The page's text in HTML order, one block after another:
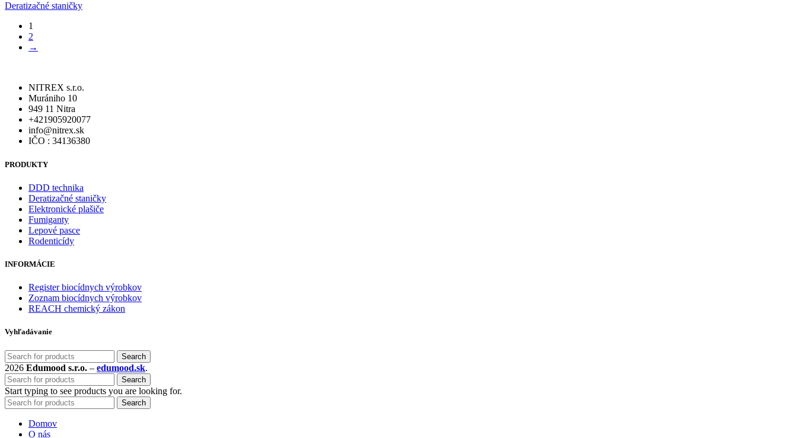
Deratizačné staničky
1
2
→
NITREX s.r.o.
Murániho 10
949 11 Nitra
+421905920077
info@nitrex.sk
IČO : 34136380
PRODUKTY
DDD technika
Deratizačné staničky
Elektronické plašiče
Fumiganty
Lepové pasce
Rodenticídy
INFORMÁCIE
Register biocídnych výrobkov
Zoznam biocídnych výrobkov
REACH chemický zákon
Vyhľadávanie
Search
2026 Edumood s.r.o. – edumood.sk.
Search
Start typing to see products you are looking for.
Search
Domov
O nás